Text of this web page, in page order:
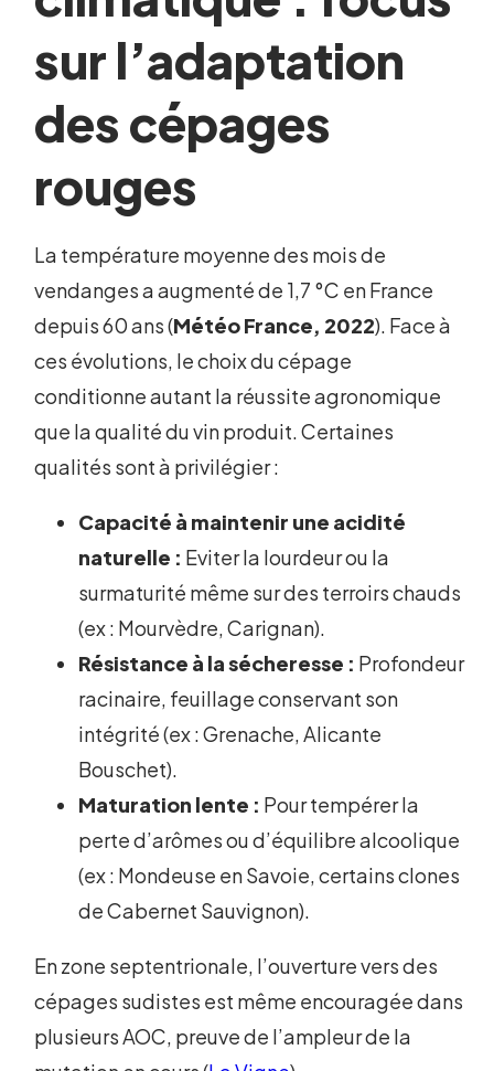
sur l’adaptation
des cépages
rouges
La température moyenne des mois de
vendanges a augmenté de 1,7 °C en France
depuis 60 ans (Météo France, 2022). Face à
ces évolutions, le choix du cépage
conditionne autant la réussite agronomique
que la qualité du vin produit. Certaines
qualités sont à privilégier :
Capacité à maintenir une acidité
naturelle : Eviter la lourdeur ou la
surmaturité même sur des terroirs chauds
(ex : Mourvèdre, Carignan).
Résistance à la sécheresse : Profondeur
racinaire, feuillage conservant son
intégrité (ex : Grenache, Alicante
Bouschet).
Maturation lente : Pour tempérer la
perte d’arômes ou d’équilibre alcoolique
(ex : Mondeuse en Savoie, certains clones
de Cabernet Sauvignon).
En zone septentrionale, l’ouverture vers des
cépages sudistes est même encouragée dans
plusieurs AOC, preuve de l’ampleur de la